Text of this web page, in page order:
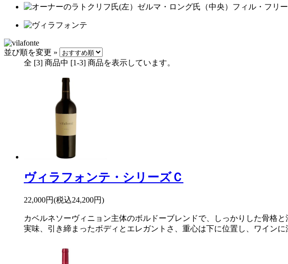
並び順を変更 »
全 [3] 商品中 [1-3] 商品を表示しています。
ヴィラフォンテ・シリーズＣ
22,000円(税込24,200円)
カベルネソーヴィニョン主体のボルドーブレンドで、しっかりした骨格
実味、引き締まったボディとエレガントさ、重心は下に位置し、ワインに